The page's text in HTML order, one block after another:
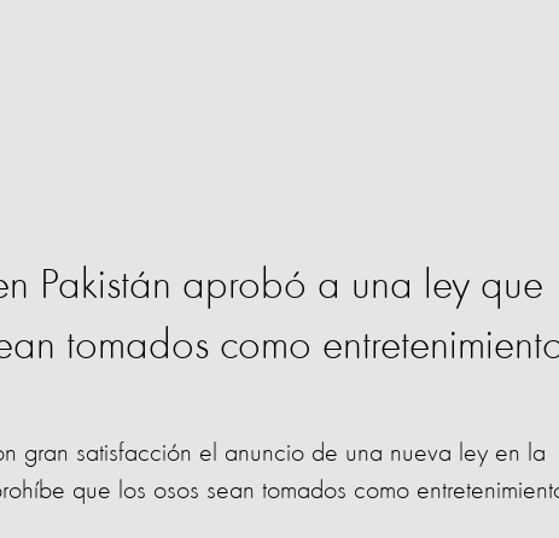
Pakistán aprobó a una ley que
tomados como
gran satisfacción el anuncio de una nueva ley en la
que los osos sean tomados como